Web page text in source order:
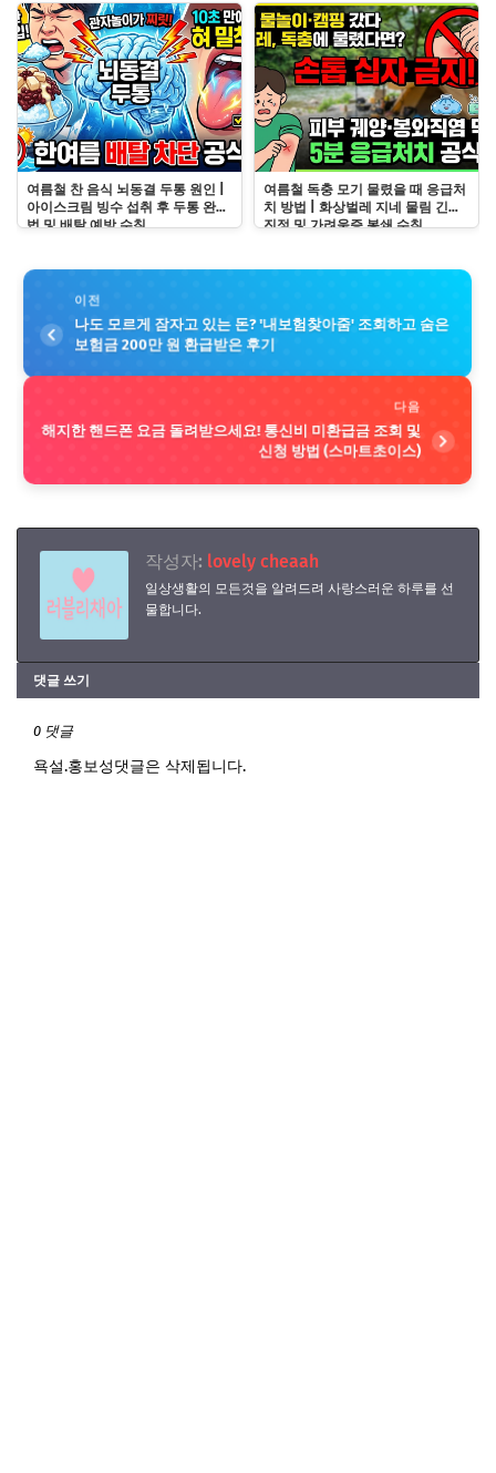
여름철 찬 음식 뇌동결 두통 원인 |
아이스크림 빙수 섭취 후 두통 완화
법 및 배탈 예방 수칙
여름철 독충 모기 물렸을 때 응급처
치 방법 | 화상벌레 지네 물림 긴급
진정 및 가려움증 봉쇄 수칙
이전
나도 모르게 잠자고 있는 돈? '내보험찾아줌' 조회하고 숨은
보험금 200만 원 환급받은 후기
다음
해지한 핸드폰 요금 돌려받으세요! 통신비 미환급금 조회 및
신청 방법 (스마트초이스)
작성자: lovely cheaah
일상생활의 모든것을 알려드려 사랑스러운 하루를 선
물합니다.
댓글 쓰기
0 댓글
욕설.홍보성댓글은 삭제됩니다.